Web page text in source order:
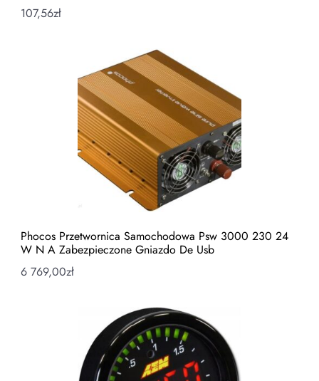
107,56zł
Phocos Przetwornica Samochodowa Psw 3000 230 24
W N A Zabezpieczone Gniazdo De Usb
6 769,00zł